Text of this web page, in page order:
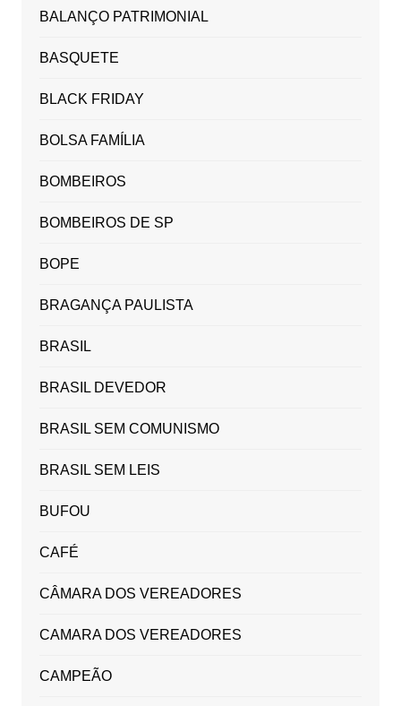
BALANÇO PATRIMONIAL
BASQUETE
BLACK FRIDAY
BOLSA FAMÍLIA
BOMBEIROS
BOMBEIROS DE SP
BOPE
BRAGANÇA PAULISTA
BRASIL
BRASIL DEVEDOR
BRASIL SEM COMUNISMO
BRASIL SEM LEIS
BUFOU
CAFÉ
CÂMARA DOS VEREADORES
CAMARA DOS VEREADORES
CAMPEÃO